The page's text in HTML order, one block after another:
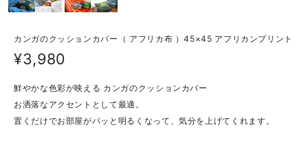
カンガのクッションカバー（ アフリカ布 ）45×45 アフリカンプリント
¥3,980
鮮やかな色彩が映える カンガのクッションカバー
お洒落なアクセントとして最適。
置くだけでお部屋がパッと明るくなって、気分を上げてくれます。